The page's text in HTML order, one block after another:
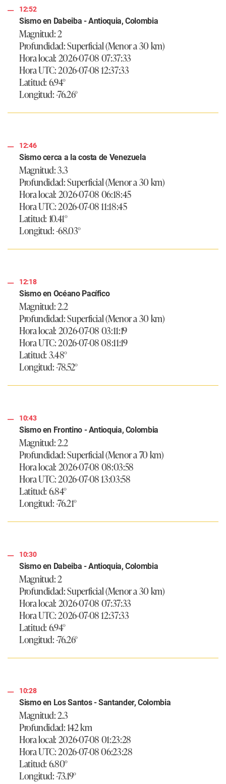
12:52
Sismo en Dabeiba - Antioquia, Colombia
Magnitud: 2
Profundidad: Superficial (Menor a 30 km)
Hora local: 2026-07-08 07:37:33
Hora UTC: 2026-07-08 12:37:33
Latitud: 6.94°
Longitud: -76.26°
12:46
Sismo cerca a la costa de Venezuela
Magnitud: 3.3
Profundidad: Superficial (Menor a 30 km)
Hora local: 2026-07-08 06:18:45
Hora UTC: 2026-07-08 11:18:45
Latitud: 10.41°
Longitud: -68.03°
12:18
Sismo en Océano Pacífico
Magnitud: 2.2
Profundidad: Superficial (Menor a 30 km)
Hora local: 2026-07-08 03:11:19
Hora UTC: 2026-07-08 08:11:19
Latitud: 3.48°
Longitud: -78.52°
10:43
Sismo en Frontino - Antioquia, Colombia
Magnitud: 2.2
Profundidad: Superficial (Menor a 70 km)
Hora local: 2026-07-08 08:03:58
Hora UTC: 2026-07-08 13:03:58
Latitud: 6.84°
Longitud: -76.21°
10:30
Sismo en Dabeiba - Antioquia, Colombia
Magnitud: 2
Profundidad: Superficial (Menor a 30 km)
Hora local: 2026-07-08 07:37:33
Hora UTC: 2026-07-08 12:37:33
Latitud: 6.94°
Longitud: -76.26°
10:28
Sismo en Los Santos - Santander, Colombia
Magnitud: 2.3
Profundidad: 142 km
Hora local: 2026-07-08 01:23:28
Hora UTC: 2026-07-08 06:23:28
Latitud: 6.80°
Longitud: -73.19°